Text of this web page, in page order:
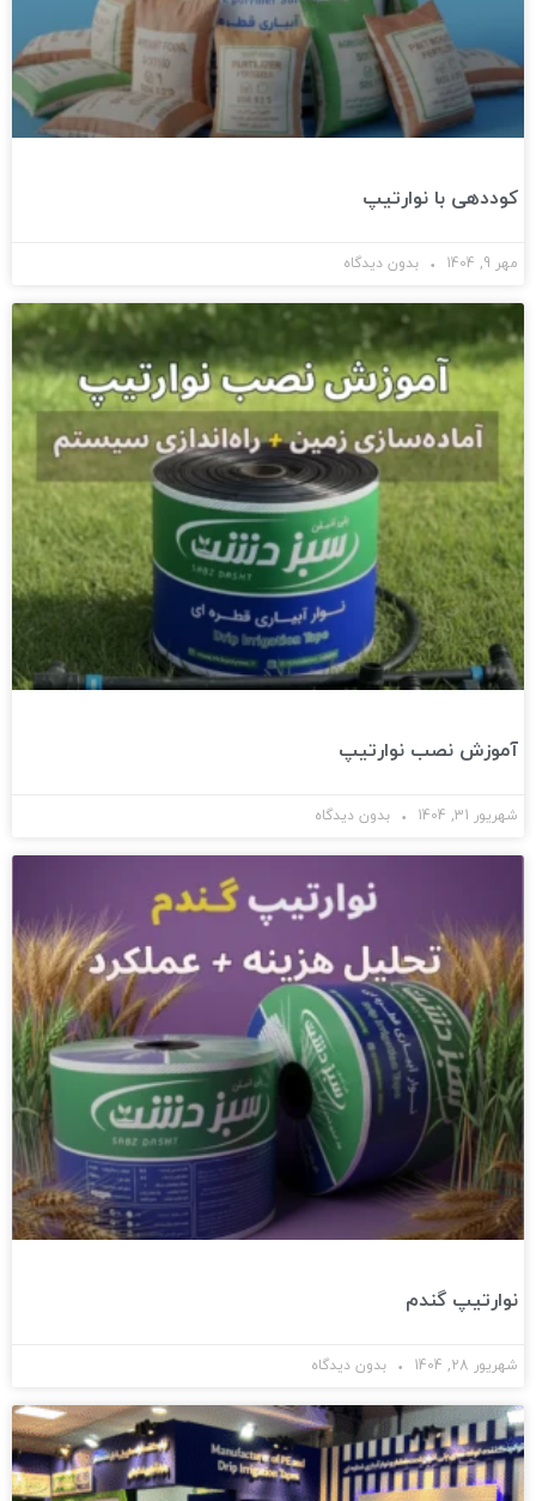
کوددهی با نوارتیپ
مهر 9, 1404 بدون دیدگاه
آموزش نصب نوارتیپ
شهریور 31, 1404 بدون دیدگاه
نوارتیپ گندم
شهریور 28, 1404 بدون دیدگاه